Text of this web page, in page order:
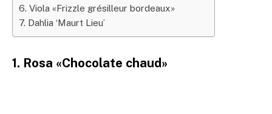
6. Viola «Frizzle grésilleur bordeaux»
7. Dahlia ‘Maurt Lieu’
1. Rosa «Chocolate chaud»